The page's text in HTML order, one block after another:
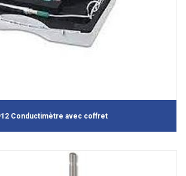
Conductimètre avec coffret